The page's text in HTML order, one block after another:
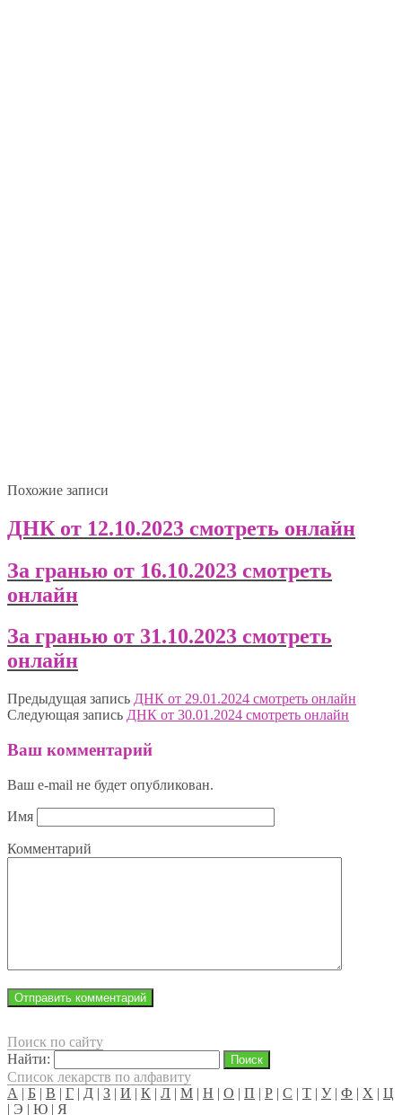
Похожие записи
ДНК от 12.10.2023 смотреть онлайн
За гранью от 16.10.2023 смотреть
онлайн
За гранью от 31.10.2023 смотреть
онлайн
Предыдущая запись ДНК от 29.01.2024 смотреть онлайн
Следующая запись ДНК от 30.01.2024 смотреть онлайн
Ваш комментарий
Ваш e-mail не будет опубликован.
Имя
Комментарий
Поиск по сайту
Найти:
Список лекарств по алфавиту
А | Б | В | Г | Д | З | И | К | Л | М | Н | О | П | Р | С | Т | У| Ф | Х | Ц
| Э | Ю | Я